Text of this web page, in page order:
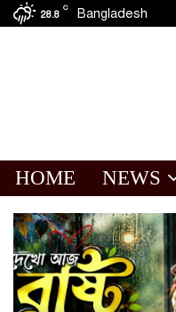
28.8
C Bangladesh
HOME NEWS